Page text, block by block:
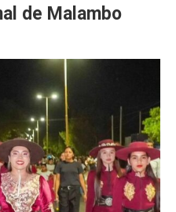
de Malambo